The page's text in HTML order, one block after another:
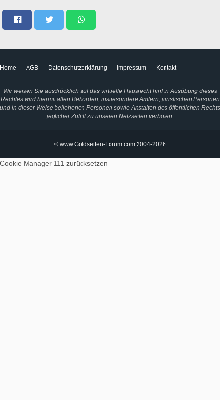
Home AGB Datenschutzerklärung Impressum Kontakt
Wir weisen Sie ausdrücklich auf das virtuelle Hausrecht hin! In Ausübung dieses
Rechtes wird hiermit allen Behörden, insbesondere Ämtern, juristischen Personen
und in dieser Weise beliehenen Personen sowie Anstalten des öffentlichen Rechts
jeglicher Zutritt zu unseren Netzseiten verboten.
© www.Goldseiten-Forum.com 2004-2026
Cookie Manager 111 zurücksetzen